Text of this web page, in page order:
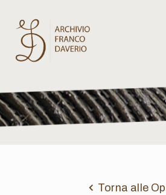
Archivio
Franco
Daverio
Torna alle